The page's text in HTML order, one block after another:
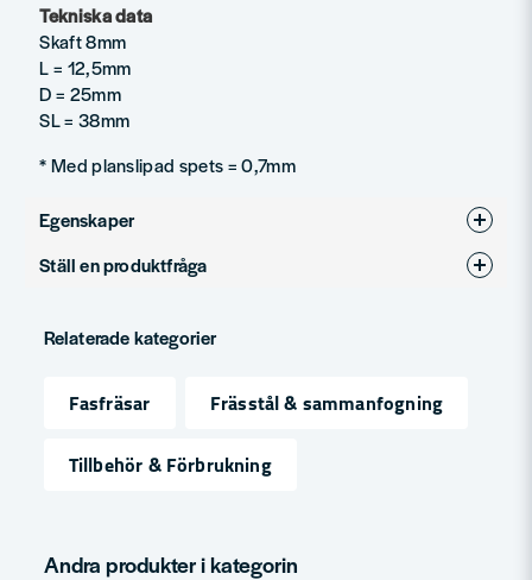
Tekniska data
Skaft 8mm
L = 12,5mm
D = 25mm
SL = 38mm
* Med planslipad spets = 0,7mm
Egenskaper
Produkttyp
Ställ en produktfråga
Fråga oss något om denna produkten...
Namn
Relaterade kategorier
Fasfräsar
Frässtål & sammanfogning
Tillbehör & Förbrukning
Andra produkter i kategorin